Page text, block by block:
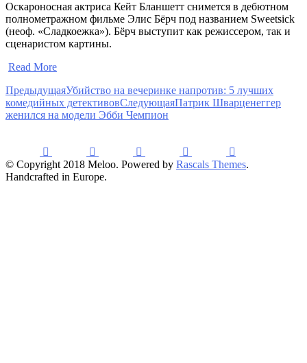
Оскароносная актриса Кейт Бланшетт снимется в дебютном
полнометражном фильме Элис Бёрч под названием Sweetsick
(неоф. «Сладкоежка»). Бёрч выступит как режиссером, так и
сценаристом картины.
Read More
ПредыдущаяУбийство на вечеринке напротив: 5 лучших
комедийных детективовСледующаяПатрик Шварценеггер
женился на модели Эбби Чемпион
© Copyright 2018 Meloo. Powered by Rascals Themes.
Handcrafted in Europe.